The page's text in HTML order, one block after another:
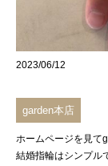
2023/06/12
garden本店
ホームページを見て
結婚指輪はシンプル